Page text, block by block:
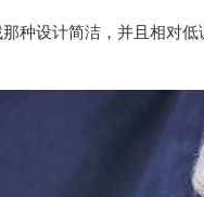
设计简洁，并且相对低